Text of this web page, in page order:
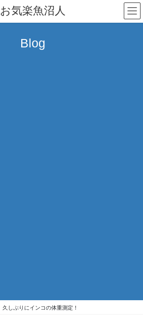
お気楽魚沼人
Blog
久しぶりにインコの体重測定！